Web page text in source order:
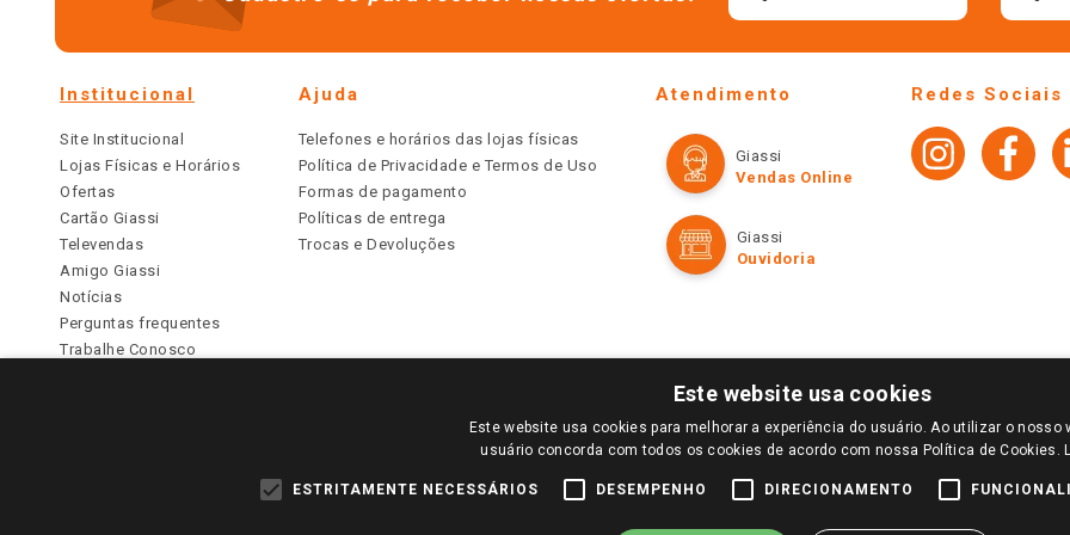
Institucional
Site Institucional
Lojas Físicas e Horários
Ofertas
Cartão Giassi
Televendas
Amigo Giassi
Notícias
Perguntas frequentes
Trabalhe Conosco
Ajuda
Telefones e horários das lojas físicas
Política de Privacidade e Termos de Uso
Formas de pagamento
Políticas de entrega
Trocas e Devoluções
Atendimento
Giassi
Vendas Online
Giassi
Ouvidoria
Redes Sociais
PARA VER OS PREÇOS DA SUA REGIÃO, FAÇA LOGIN E SELECIONE A LOJA DE SUA PREFERÊNCIA. SOMENTE APÓS O LOGIN, OS PREÇOS
TODOS OS PREÇOS E CONDIÇÕES COMERCIAIS DESTE SITE SÃO VÁLIDOS APENAS PARA COMPRAS REALIZADAS NO GIASSI.COM.BR E NA LOJA
DE BUSCAS.
Este website usa cookies
Este website usa cookies para melhorar a experiência do usuário. Ao utilizar o nosso
usuário concorda com todos os cookies de acordo com nossa Política de Cookies.
ESTRITAMENTE NECESSÁRIOS DESEMPENHO DIRECIONAMENTO